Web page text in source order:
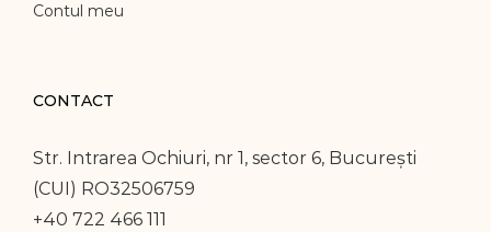
Contul meu
CONTACT
Str. Intrarea Ochiuri, nr 1, sector 6, București
(CUI) RO32506759
+40 722 466 111